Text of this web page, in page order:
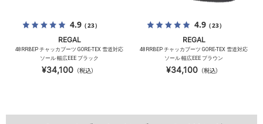
4.9（23）
REGAL
48RRBEP チャッカブーツ GORE-TEX 雪道対応
ソール 幅広EEE ブラック
¥34,100 （税込）
4.9（23）
REGAL
48RRBEP チャッカブーツ GORE-TEX 雪道対応
ソール 幅広EEE ブラウン
¥34,100 （税込）